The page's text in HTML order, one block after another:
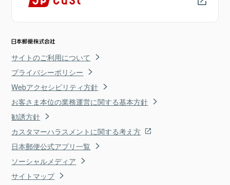
サイトのご利用について
プライバシーポリシー
Webアクセシビリティ方針
お客さま本位の業務運営に関する基本方針
勧誘方針
カスタマーハラスメントに関する考え方
日本郵便公式アプリ一覧
ソーシャルメディア
サイトマップ